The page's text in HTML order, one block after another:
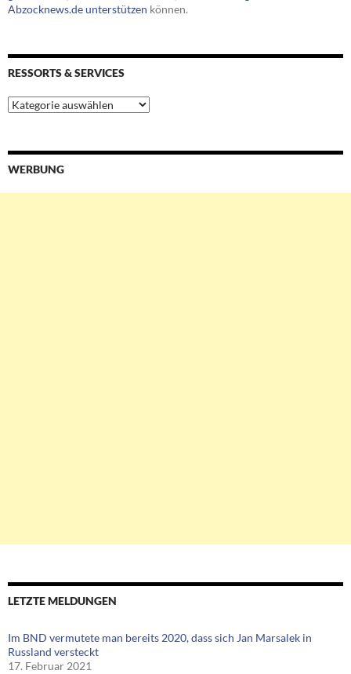
Abzocknews.de unterstützen können.
RESSORTS & SERVICES
Ressorts
&
WERBUNG
LETZTE MELDUNGEN
Im BND vermutete man bereits 2020, dass sich Jan Marsalek in
Russland versteckt
17. Februar 2021